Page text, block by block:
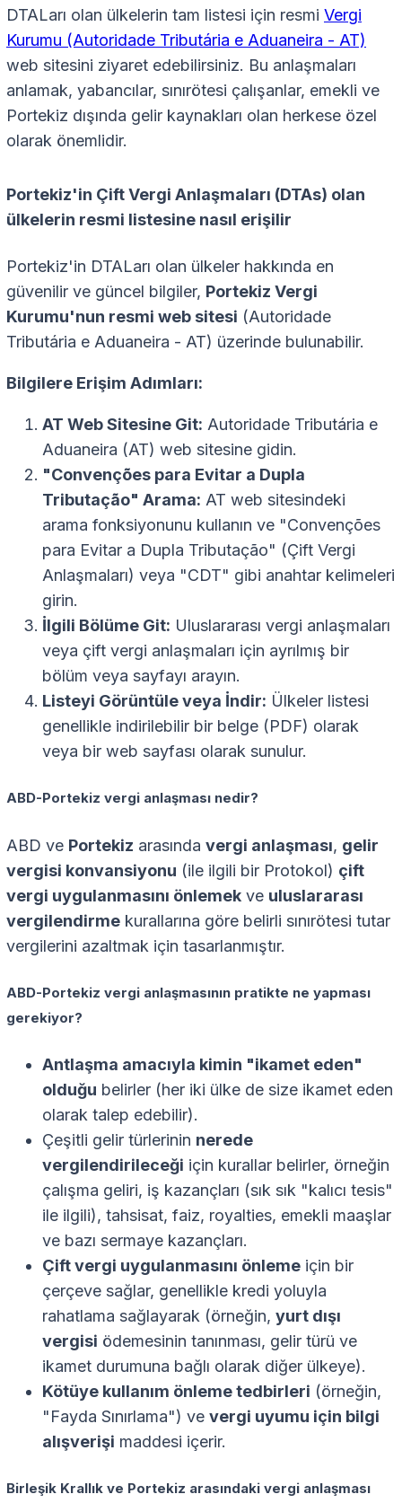
DTALarı olan ülkelerin tam listesi için resmi Vergi
Kurumu (Autoridade Tributária e Aduaneira - AT)
web sitesini ziyaret edebilirsiniz. Bu anlaşmaları
anlamak, yabancılar, sınırötesi çalışanlar, emekli ve
Portekiz dışında gelir kaynakları olan herkese özel
olarak önemlidir.
Portekiz'in Çift Vergi Anlaşmaları (DTAs) olan
ülkelerin resmi listesine nasıl erişilir
Portekiz'in DTALarı olan ülkeler hakkında en
güvenilir ve güncel bilgiler, Portekiz Vergi
Kurumu'nun resmi web sitesi (Autoridade
Tributária e Aduaneira - AT) üzerinde bulunabilir.
Bilgilere Erişim Adımları:
AT Web Sitesine Git: Autoridade Tributária e
Aduaneira (AT) web sitesine gidin.
"Convenções para Evitar a Dupla
Tributação" Arama: AT web sitesindeki
arama fonksiyonunu kullanın ve "Convenções
para Evitar a Dupla Tributação" (Çift Vergi
Anlaşmaları) veya "CDT" gibi anahtar kelimeleri
girin.
İlgili Bölüme Git: Uluslararası vergi anlaşmaları
veya çift vergi anlaşmaları için ayrılmış bir
bölüm veya sayfayı arayın.
Listeyi Görüntüle veya İndir: Ülkeler listesi
genellikle indirilebilir bir belge (PDF) olarak
veya bir web sayfası olarak sunulur.
ABD-Portekiz vergi anlaşması nedir?
ABD ve Portekiz arasında vergi anlaşması, gelir
vergisi konvansiyonu (ile ilgili bir Protokol) çift
vergi uygulanmasını önlemek ve uluslararası
vergilendirme kurallarına göre belirli sınırötesi tutar
vergilerini azaltmak için tasarlanmıştır.
ABD-Portekiz vergi anlaşmasının pratikte ne yapması
gerekiyor?
Antlaşma amacıyla kimin "ikamet eden"
olduğu belirler (her iki ülke de size ikamet eden
olarak talep edebilir).
Çeşitli gelir türlerinin nerede
vergilendirileceği için kurallar belirler, örneğin
çalışma geliri, iş kazançları (sık sık "kalıcı tesis"
ile ilgili), tahsisat, faiz, royalties, emekli maaşlar
ve bazı sermaye kazançları.
Çift vergi uygulanmasını önleme için bir
çerçeve sağlar, genellikle kredi yoluyla
rahatlama sağlayarak (örneğin, yurt dışı
vergisi ödemesinin tanınması, gelir türü ve
ikamet durumuna bağlı olarak diğer ülkeye).
Kötüye kullanım önleme tedbirleri (örneğin,
"Fayda Sınırlama") ve vergi uyumu için bilgi
alışverişi maddesi içerir.
Birleşik Krallık ve Portekiz arasındaki vergi anlaşması